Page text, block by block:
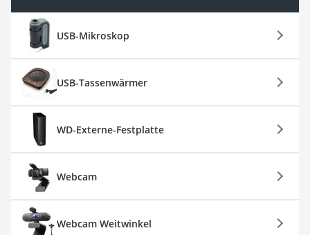
USB-Mikroskop
USB-Tassenwärmer
WD-Externe-Festplatte
Webcam
Webcam Weitwinkel